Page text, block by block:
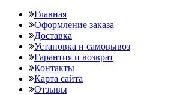
Главная
Оформление заказа
Доставка
Установка и самовывоз
Гарантия и возврат
Контакты
Карта сайта
Отзывы